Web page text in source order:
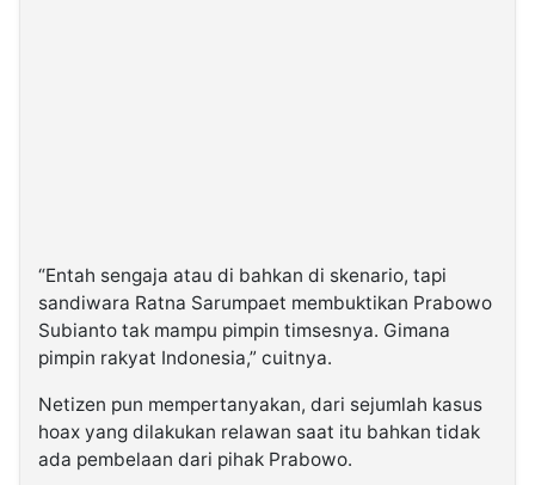
“Entah sengaja atau di bahkan di skenario, tapi
sandiwara Ratna Sarumpaet membuktikan Prabowo
Subianto tak mampu pimpin timsesnya. Gimana
pimpin rakyat Indonesia,” cuitnya.
Netizen pun mempertanyakan, dari sejumlah kasus
hoax yang dilakukan relawan saat itu bahkan tidak
ada pembelaan dari pihak Prabowo.